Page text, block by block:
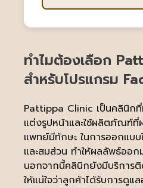
ทำไมต้องเลือก
สำหรับโปรแกรม
Pattippa Clinic เป็นคลินิกที่
แต่งรูปหน้าและใช้ผลิตภัณฑ์ที่
แพทย์มีทักษะ ในการออกแบบ
และสมส่วน ทำให้ผลลัพธ์ออก
นอกจากนี้คลินิกยังมีบริการ
ให้แน่ใจว่าลูกค้าได้รับการดูแ